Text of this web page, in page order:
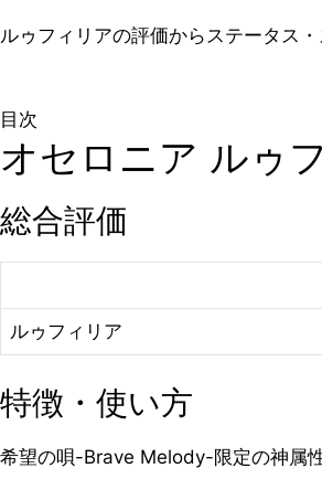
ルゥフィリアの評価からステータス
目次
オセロニア ルゥ
総合評価
ルゥフィリア
特徴・使い方
希望の唄-Brave Melody-限定の神属性